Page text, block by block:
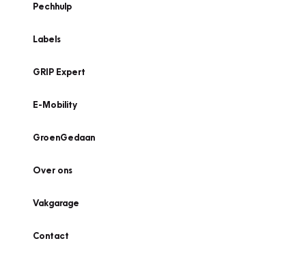
Pechhulp
Labels
GRIP Expert
E-Mobility
GroenGedaan
Over ons
Vakgarage
Contact